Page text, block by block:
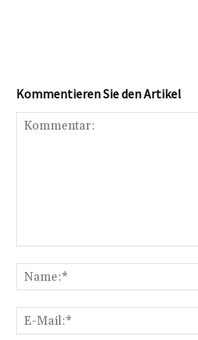
Kommentieren Sie den Artikel